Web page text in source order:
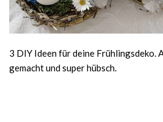
3 DIY Ideen für deine Frühlingsdeko.
gemacht und super hübsch.